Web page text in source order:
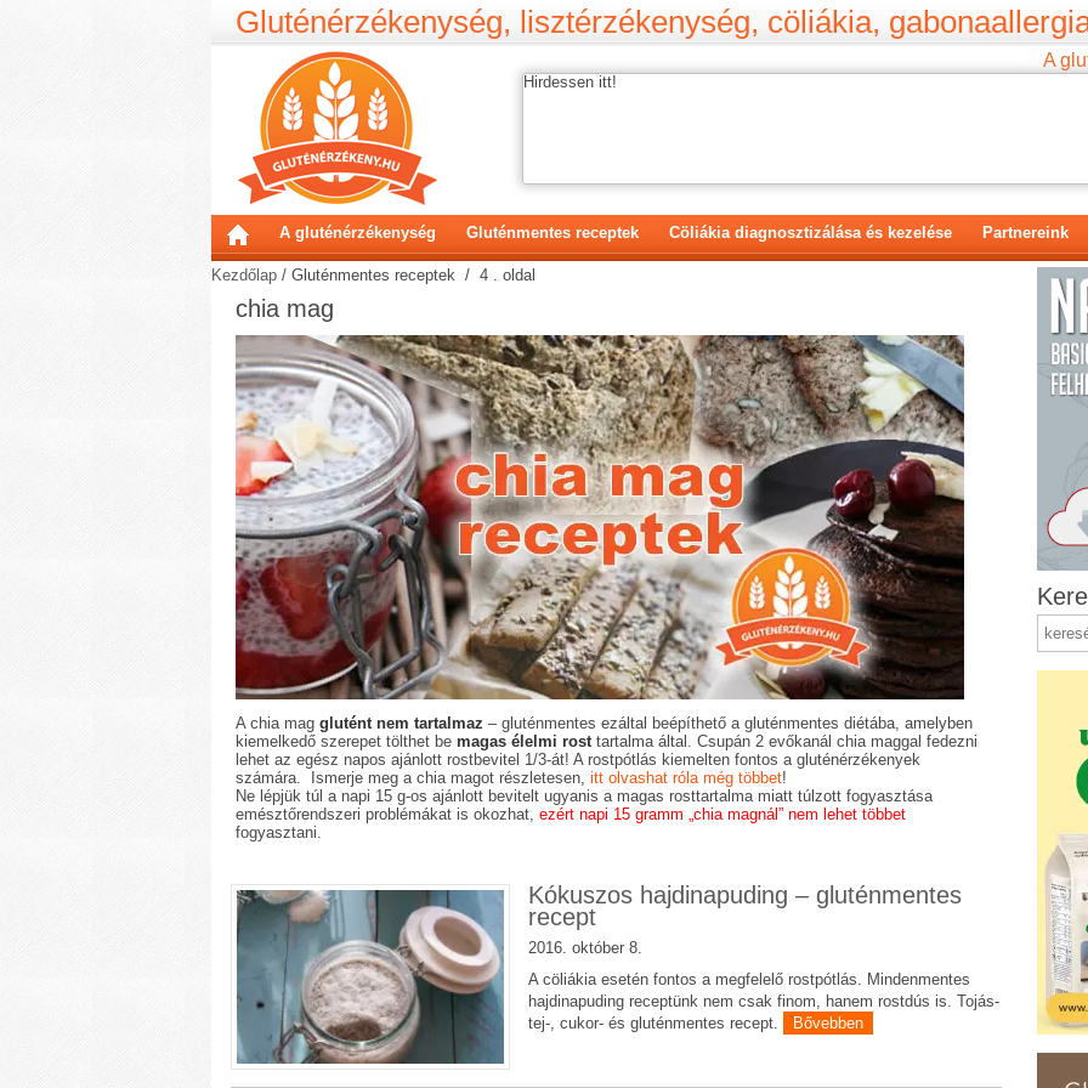
Gluténérzékenység, lisztérzékenység, cöliákia,
A
Hirdessen itt!
A gluténérzékenység Gluténmentes receptek Cöliákia diagnosztizálása és kezelése Partnereink
Kezdőlap / Gluténmentes receptek / 4 . oldal
chia mag
A chia mag glutént nem tartalmaz – gluténmentes ezáltal beépíthető a gluténmentes diétába, amelyben
kiemelkedő szerepet tölthet be magas élelmi rosttartalma által. Csupán 2 evőkanál chia maggal fedezni
lehet az egész napos ajánlott rostbevitel 1/3-át! A rostpótlás kiemelten fontos a gluténérzékenyek
számára. Ismerje meg a chia magot részletesen, itt olvashat róla még többet!
Ne lépjük túl a napi 15 g-os ajánlott bevitelt ugyanis a magas rosttartalma miatt túlzott fogyasztása
emésztőrendszeri problémákat is okozhat, ezért napi 15 gramm „chia magnál” nem lehet többet
fogyasztani.
Kókuszos hajdinapuding – gluténmentes
recept
2016. október 8.
A cöliákia esetén fontos a megfelelő rostpótlás. Mindenmentes
hajdinapuding receptünk nem csak finom, hanem rostdús is. Tojás-
tej-, cukor- és gluténmentes recept.
Bővebben